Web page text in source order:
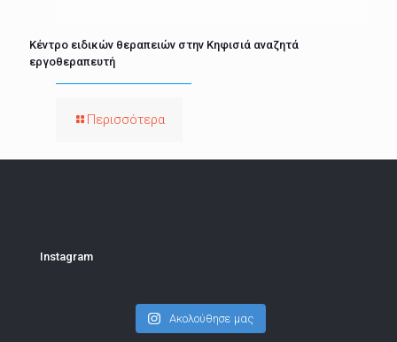
Κέντρο ειδικών θεραπειών στην Κηφισιά αναζητά
εργοθεραπευτή
Περισσότερα
Instagram
Ακολούθησε μας